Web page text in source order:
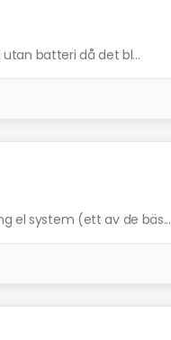
utan batteri då det bl...
el system (ett av de bäs...